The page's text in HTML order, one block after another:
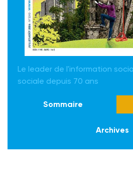
Le leader de l'information
sociale depuis 70 ans
Sommaire
Archives